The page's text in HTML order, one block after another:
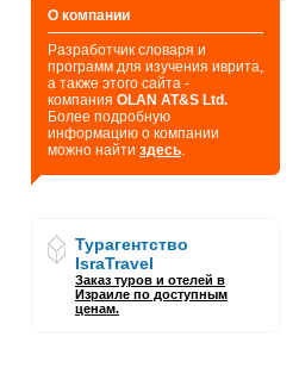
О компании
Разработчик словаря и
программ для изучения иврита,
а также этого сайта -
компания OLAN AT&S Ltd.
Более подробную
информацию о компании
можно найти здесь.
Турагентство
IsraTravel
Заказ туров и отелей в
Израиле по доступным
ценам.